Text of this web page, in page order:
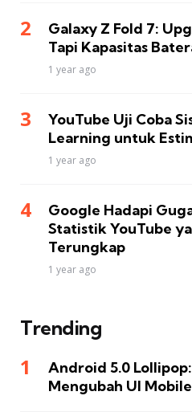
Galaxy Z Fold 7:
Tapi Kapasitas
1 year ago
YouTube Uji Coba
Learning untuk
1 year ago
Google Hadapi
Statistik YouTube
Terungkap
1 year ago
Trending
Android 5.0
Mengubah UI